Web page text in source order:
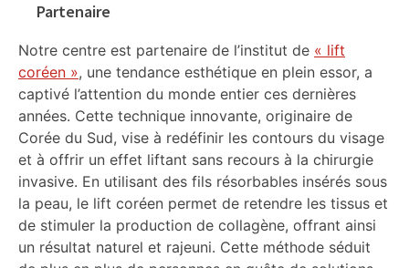
Partenaire
Notre centre est partenaire de l’institut de « lift
coréen », une tendance esthétique en plein essor, a
captivé l’attention du monde entier ces dernières
années. Cette technique innovante, originaire de
Corée du Sud, vise à redéfinir les contours du visage
et à offrir un effet liftant sans recours à la chirurgie
invasive. En utilisant des fils résorbables insérés sous
la peau, le lift coréen permet de retendre les tissus et
de stimuler la production de collagène, offrant ainsi
un résultat naturel et rajeuni. Cette méthode séduit